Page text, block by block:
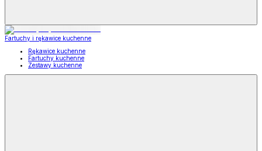
Fartuchy i rękawice kuchenne
Rękawice kuchenne
Fartuchy kuchenne
Zestawy kuchenne